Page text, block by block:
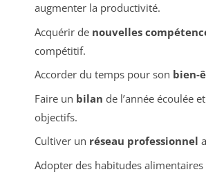
augmenter la productivité.
Acquérir de nouvelles
compétitif.
Accorder du temps pour son bien-
Faire un bilan de l’année écoulée
objectifs.
Cultiver un réseau professionnel
Adopter des habitudes alimentaires